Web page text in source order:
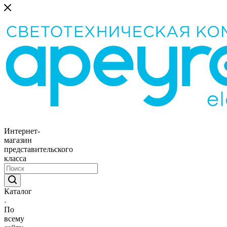
Интернет-
магазин
представительского
класса
Каталог
По
всему